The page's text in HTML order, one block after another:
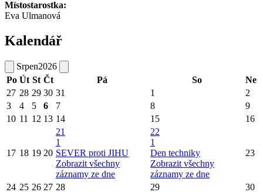
Místostarostka:
Eva Ulmanová
Kalendář
Srpen2026
Po Út St Čt Pá So
Ne
27 28 29 30 31 1
2
3
4 5 6 7 8
9
10 11 12 13 14 15 16
17 18 19 20
21
1
SEVER proti JIHU
Zobrazit všechny
záznamy ze dne
22
1
Den techniky
Zobrazit všechny
záznamy ze dne
23
24 25 26 27 28 29 30